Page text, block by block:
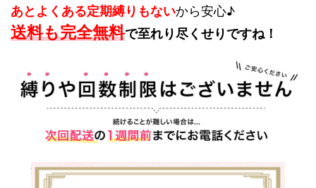
あとよくある定期縛りもないから安心♪
送料も完全無料で至れり尽くせりですね！